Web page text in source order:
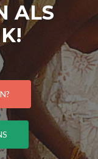
ALS